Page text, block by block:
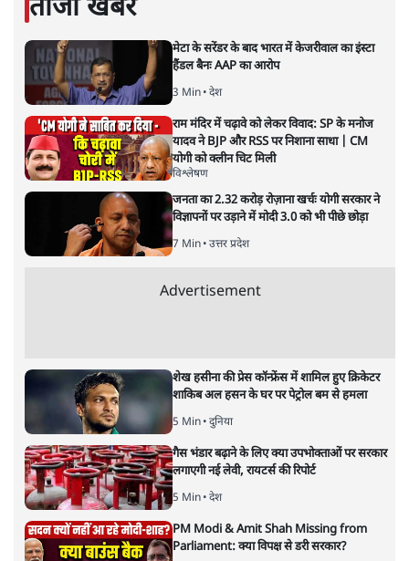
नतीजों पर परदे डालता घोषणा प्रधान
बजट!
यह बजट नीतिगत नतीजों से ज़्यादा घोषणाओं पर टिका क्यों दिखता
है? आंकड़ों, ज़मीनी हकीकत और वादों के बीच घोषणा-प्रधान बजट
की आलोचनात्मक पड़ताल।